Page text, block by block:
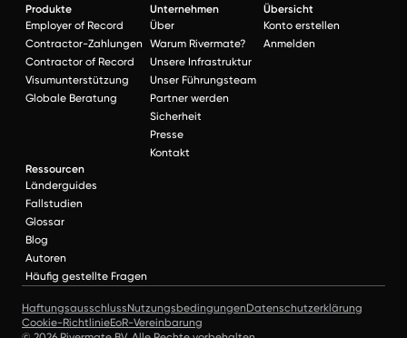
Produkte
Employer of Record
Contractor-Zahlungen
Contractor of Record
Visumunterstützung
Globale Beratung
Unternehmen
Über
Warum Rivermate?
Unsere Infrastruktur
Unser Führungsteam
Partner werden
Sicherheit
Presse
Kontakt
Übersicht
Konto erstellen
Anmelden
Ressourcen
Länderguides
Fallstudien
Glossar
Blog
Autoren
Häufig gestellte Fragen
HaftungsausschlussNutzungsbedingungenDatenschutzerklärung
Cookie-RichtlinieEoR-Vereinbarung